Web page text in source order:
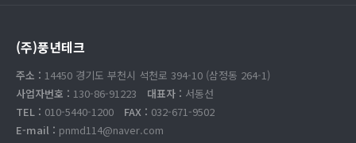
(주)풍년테크
주소 : 14450 경기도 부천시 석천로 394-10 (삼정동 264-1)
사업자번호 : 130-86-91223 대표자 : 서동선
TEL : 010-5440-1200 FAX : 032-671-9502
E-mail : pnmd114@naver.com